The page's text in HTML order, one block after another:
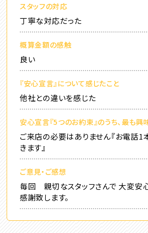
スタッフの対応
丁寧な対応だった
概算金額の感触
良い
『安心宣言』について感じたこと
他社との違いを感じた
安心宣言『5つのお約束』のうち、最も興
ご来店の必要はありません『お電話1
きます』
ご意見・ご感想
毎回 親切なスタッフさんで 大変安
感謝致します。